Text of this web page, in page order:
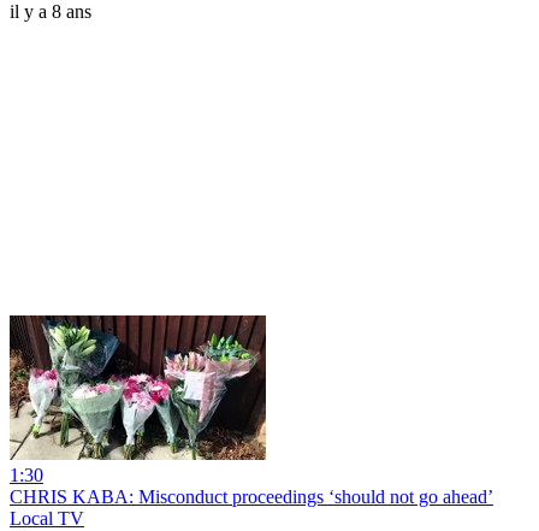
il y a 8 ans
1:30
CHRIS KABA: Misconduct proceedings ‘should not go ahead’
Local TV